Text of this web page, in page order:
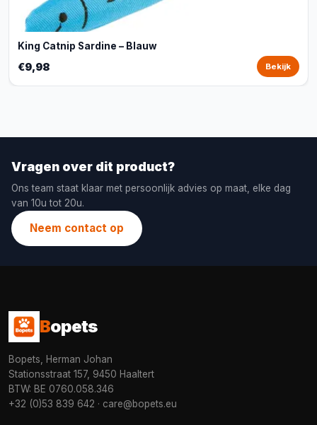
King Catnip Sardine – Blauw
€9,98 Bekijk
Vragen over dit product?
Ons team staat klaar met persoonlijk advies op maat, elke dag
van 10u tot 20u.
Neem contact op
Bopets
Bopets, Herman Johan
Stationsstraat 157, 9450 Haaltert
BTW: BE 0760.058.346
+32 (0)53 839 642 · care@bopets.eu